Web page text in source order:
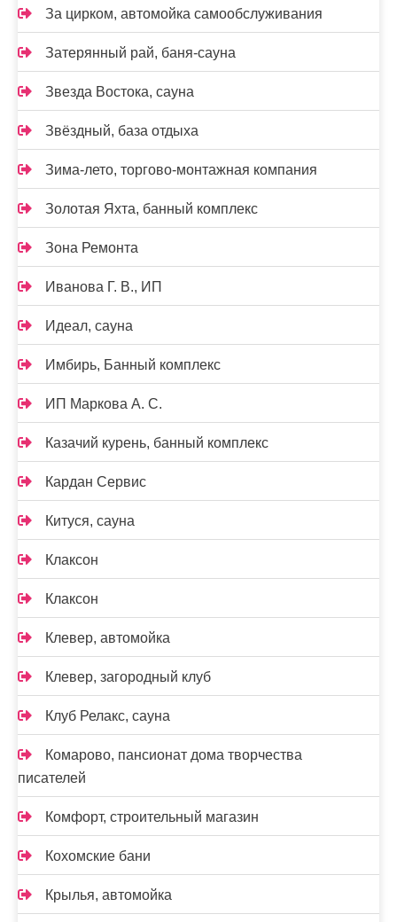
За цирком, автомойка самообслуживания
Затерянный рай, баня-сауна
Звезда Востока, сауна
Звёздный, база отдыха
Зима-лето, торгово-монтажная компания
Золотая Яхта, банный комплекс
Зона Ремонта
Иванова Г. В., ИП
Идеал, сауна
Имбирь, Банный комплекс
ИП Маркова А. С.
Казачий курень, банный комплекс
Кардан Сервис
Китуся, сауна
Клаксон
Клаксон
Клевер, автомойка
Клевер, загородный клуб
Клуб Релакс, сауна
Комарово, пансионат дома творчества
писателей
Комфорт, строительный магазин
Кохомские бани
Крылья, автомойка